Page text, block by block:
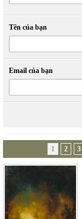
Tên của bạn
Email của bạn
1 2 3